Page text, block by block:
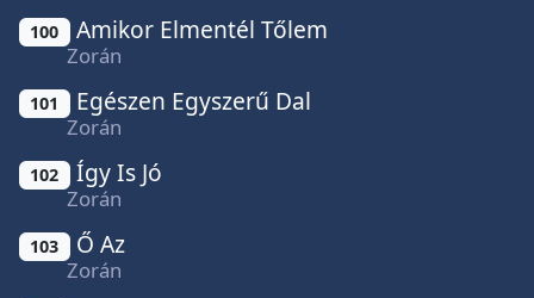
100 Amikor Elmentél Tőlem
Zorán
101 Egészen Egyszerű Dal
Zorán
102 Így Is Jó
Zorán
103 Ő Az
Zorán